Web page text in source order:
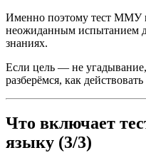
Именно поэтому тест ММУ
неожиданным испытанием
знаниях.
Если цель — не угадывание,
разберёмся, как
Что включает
языку (3/3)